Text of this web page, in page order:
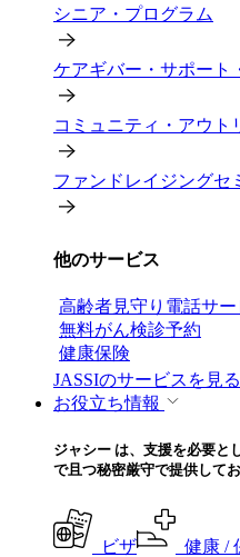
シニア・プログラム
ケアギバー・サポート
コミュニティ・アウト
ファンドレイジングセ
他のサービス
高齢者見守り電話サー
無料がん検診予約
健康保険
JASSIのサービスを見る
お役立ち情報
ジャシー は、支援を必要と
で且つ秘密厳守で提供してお
ビザ 健康 /